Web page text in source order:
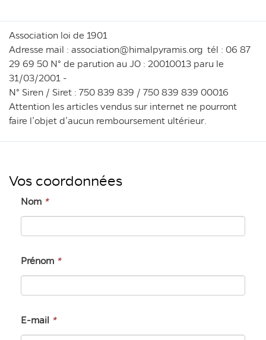
Association loi de 1901
Adresse mail : association@himalpyramis.org tél : 06 87
29 69 50 N° de parution au JO : 20010013 paru le
31/03/2001 -
N° Siren / Siret : 750 839 839 / 750 839 839 00016
Attention les articles vendus sur internet ne pourront
faire l’objet d’aucun remboursement ultérieur.
Vos coordonnées
Nom *
Prénom *
E-mail *